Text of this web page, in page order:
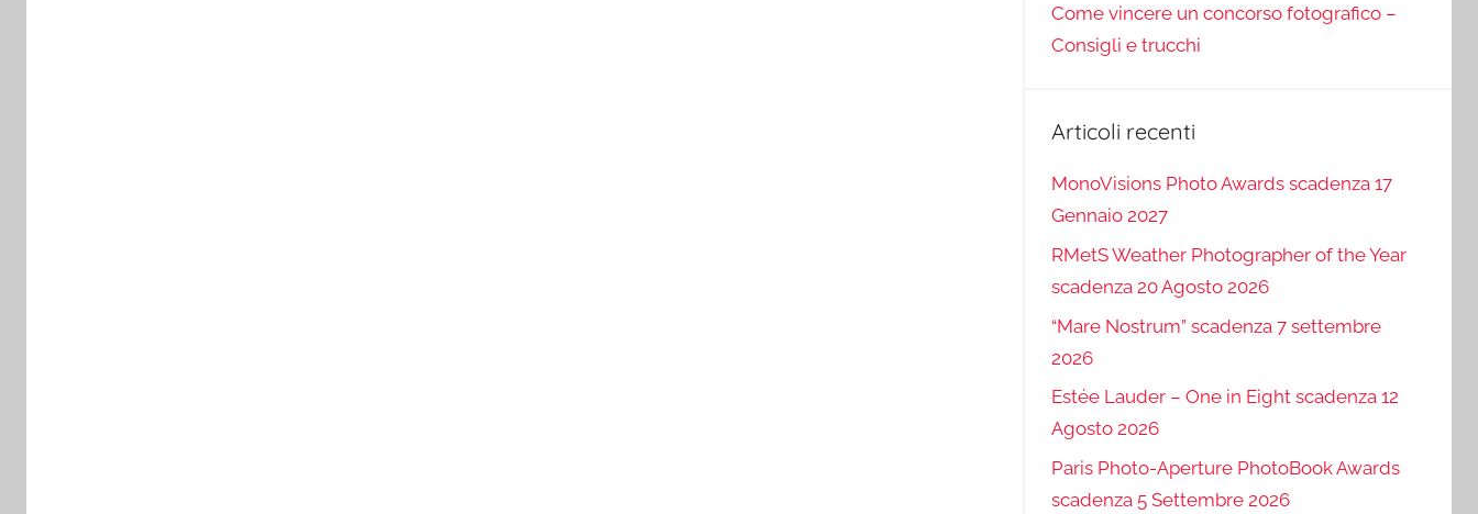
Come vincere un concorso fotografico –
Consigli e trucchi
Articoli recenti
MonoVisions Photo Awards scadenza 17
Gennaio 2027
RMetS Weather Photographer of the Year
scadenza 20 Agosto 2026
“Mare Nostrum” scadenza 7 settembre
2026
Estée Lauder – One in Eight scadenza 12
Agosto 2026
Paris Photo-Aperture PhotoBook Awards
scadenza 5 Settembre 2026